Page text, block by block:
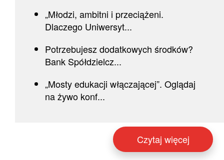
„Młodzi, ambitni i przeciążeni.
Dlaczego Uniwersyt...
Potrzebujesz dodatkowych środków?
Bank Spółdzielcz...
„Mosty edukacji włączającej”. Oglądaj
na żywo konf...
Czytaj więcej